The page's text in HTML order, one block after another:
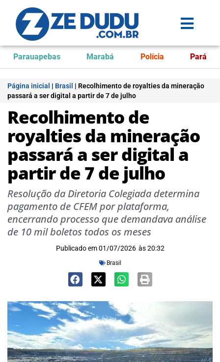
Parauapebas Marabá Polícia Pará
Página inicial | Brasil | Recolhimento de royalties da mineração
passará a ser digital a partir de 7 de julho
Recolhimento de
royalties da mineração
passará a ser digital a
partir de 7 de julho
Resolução da Diretoria Colegiada determina
pagamento de CFEM por plataforma,
encerrando processo que demandava análise
de 10 mil boletos todos os meses
Publicado em 01/07/2026 às 20:32
Brasil